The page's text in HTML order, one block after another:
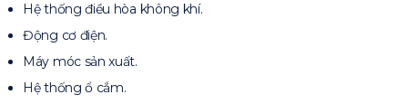
Hệ thống điều hòa không khí.
Động cơ điện.
Máy móc sản xuất.
Hệ thống ổ cắm.